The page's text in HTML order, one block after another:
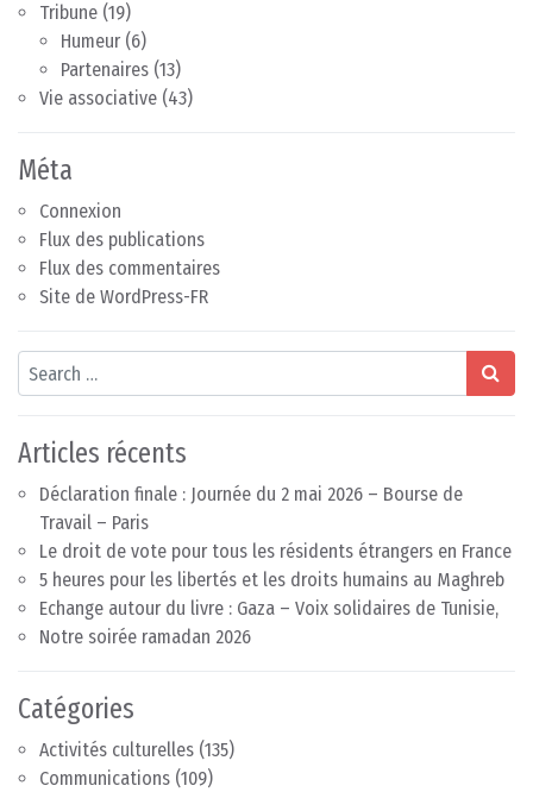
Tribune (19)
Humeur (6)
Partenaires (13)
Vie associative (43)
Méta
Connexion
Flux des publications
Flux des commentaires
Site de WordPress-FR
Search
Articles récents
Déclaration finale : Journée du 2 mai 2026 – Bourse de
Travail – Paris
Le droit de vote pour tous les résidents étrangers en France
5 heures pour les libertés et les droits humains au Maghreb
Echange autour du livre : Gaza – Voix solidaires de Tunisie,
Notre soirée ramadan 2026
Catégories
Activités culturelles (135)
Communications (109)